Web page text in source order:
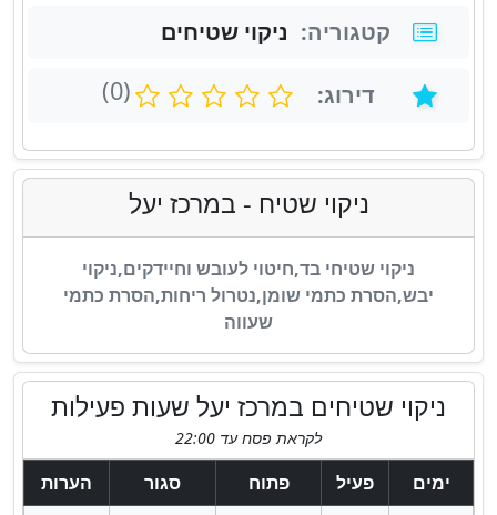
e
קטגוריה: ניקוי שטיחים
דירוג: (0)
ניקוי שטיח - במרכז יעל
ניקוי שטיחי בד,חיטוי לעובש וחיידקים,ניקוי
יבש,הסרת כתמי שומן,נטרול ריחות,הסרת כתמי
שעווה
ניקוי שטיחים במרכז יעל שעות פעילות
לקראת פסח עד 22:00
ימים פעיל פתוח סגור
הערות